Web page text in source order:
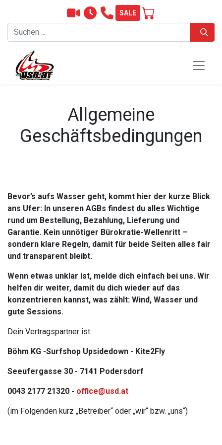
SALE
Allgemeine
Geschäftsbedingungen
Bevor’s aufs Wasser geht, kommt hier der kurze Blick
ans Ufer: In unseren AGBs findest du alles Wichtige
rund um Bestellung, Bezahlung, Lieferung und
Garantie. Kein unnötiger Bürokratie-Wellenritt –
sondern klare Regeln, damit für beide Seiten alles fair
und transparent bleibt.
Wenn etwas unklar ist, melde dich einfach bei uns. Wir
helfen dir weiter, damit du dich wieder auf das
konzentrieren kannst, was zählt: Wind, Wasser und
gute Sessions.
Dein Vertragspartner ist:
Böhm KG -Surfshop Upsidedown - Kite2Fly
Seeufergasse 30 - 7141 Podersdorf
0043 2177 21320 - office@usd.at
(im Folgenden kurz „Betreiber“ oder „wir“ bzw. „uns“)